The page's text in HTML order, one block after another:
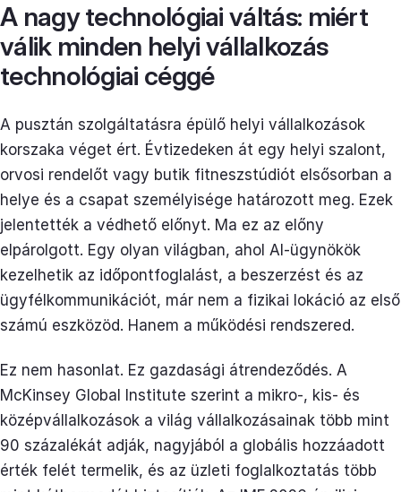
A nagy technológiai váltás: miért
válik minden helyi vállalkozás
technológiai céggé
A pusztán szolgáltatásra épülő helyi vállalkozások
korszaka véget ért. Évtizedeken át egy helyi szalont,
orvosi rendelőt vagy butik fitneszstúdiót elsősorban a
helye és a csapat személyisége határozott meg. Ezek
jelentették a védhető előnyt. Ma ez az előny
elpárolgott. Egy olyan világban, ahol AI-ügynökök
kezelhetik az időpontfoglalást, a beszerzést és az
ügyfélkommunikációt, már nem a fizikai lokáció az első
számú eszközöd. Hanem a működési rendszered.
Ez nem hasonlat. Ez gazdasági átrendeződés. A
McKinsey Global Institute szerint a mikro-, kis- és
középvállalkozások a világ vállalkozásainak több mint
90 százalékát adják, nagyjából a globális hozzáadott
érték felét termelik, és az üzleti foglalkoztatás több